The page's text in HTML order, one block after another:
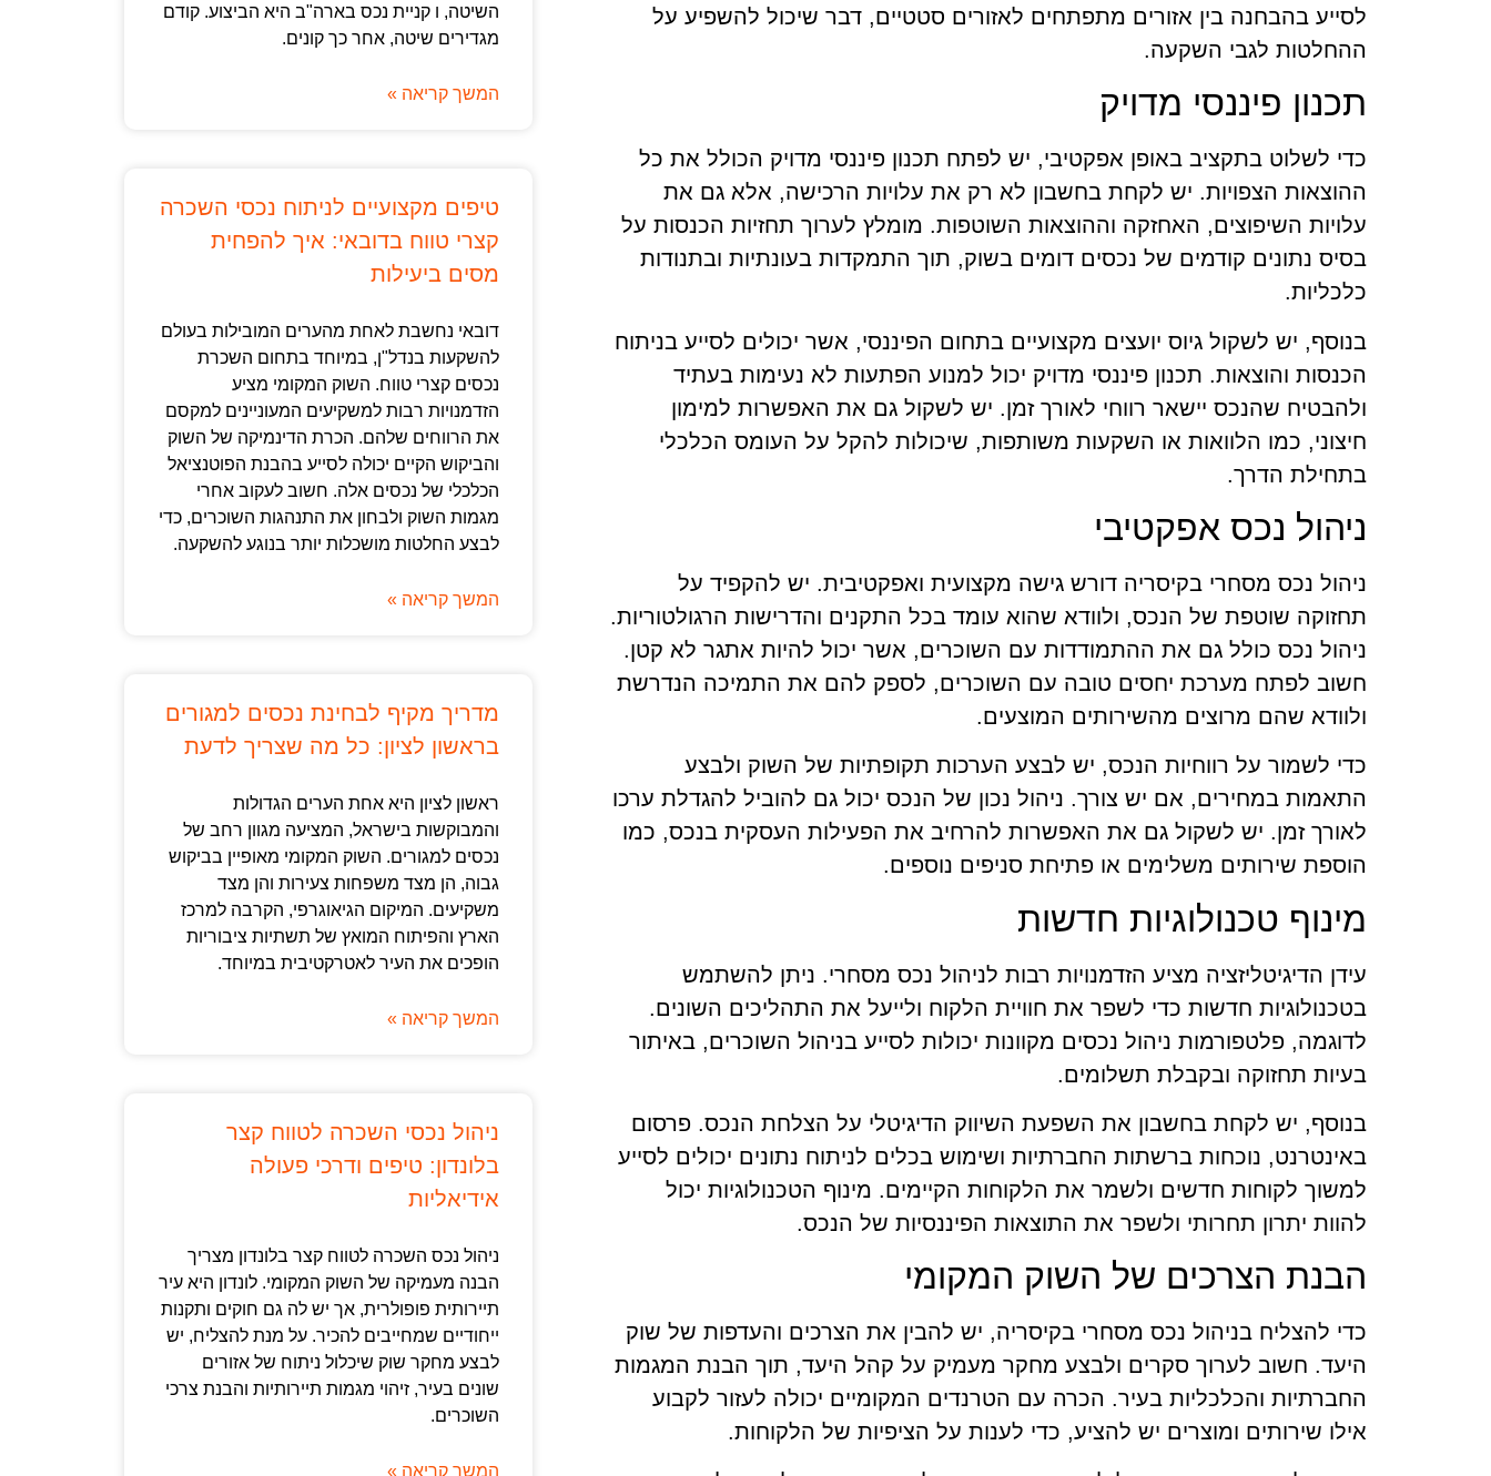
השיטה, ו קניית נכס בארה"ב היא הביצוע. קודם
מגדירים שיטה, אחר כך קונים.
המשך קריאה »
טיפים מקצועיים לניתוח נכסי השכרה
קצרי טווח בדובאי: איך להפחית
מסים ביעילות
דובאי נחשבת לאחת מהערים המובילות בעולם
להשקעות בנדל"ן, במיוחד בתחום השכרת
נכסים קצרי טווח. השוק המקומי מציע
הזדמנויות רבות למשקיעים המעוניינים למקסם
את הרווחים שלהם. הכרת הדינמיקה של השוק
והביקוש הקיים יכולה לסייע בהבנת הפוטנציאל
הכלכלי של נכסים אלה. חשוב לעקוב אחרי
מגמות השוק ולבחון את התנהגות השוכרים, כדי
לבצע החלטות מושכלות יותר בנוגע להשקעה.
המשך קריאה »
מדריך מקיף לבחינת נכסים למגורים
בראשון לציון: כל מה שצריך לדעת
ראשון לציון היא אחת הערים הגדולות
והמבוקשות בישראל, המציעה מגוון רחב של
נכסים למגורים. השוק המקומי מאופיין בביקוש
גבוה, הן מצד משפחות צעירות והן מצד
משקיעים. המיקום הגיאוגרפי, הקרבה למרכז
הארץ והפיתוח המואץ של תשתיות ציבוריות
הופכים את העיר לאטרקטיבית במיוחד.
המשך קריאה »
ניהול נכסי השכרה לטווח קצר
בלונדון: טיפים ודרכי פעולה
אידיאליות
ניהול נכס השכרה לטווח קצר בלונדון מצריך
הבנה מעמיקה של השוק המקומי. לונדון היא עיר
תיירותית פופולרית, אך יש לה גם חוקים ותקנות
ייחודיים שמחייבים להכיר. על מנת להצליח, יש
לבצע מחקר שוק שיכלול ניתוח של אזורים
שונים בעיר, זיהוי מגמות תיירותיות והבנת צרכי
השוכרים.
המשך קריאה »
לסייע בהבחנה בין אזורים מתפתחים לאזורים סטטיים, דבר שיכול להשפיע על
ההחלטות לגבי השקעה.
תכנון פיננסי מדויק
כדי לשלוט בתקציב באופן אפקטיבי, יש לפתח תכנון פיננסי מדויק הכולל את כל
ההוצאות הצפויות. יש לקחת בחשבון לא רק את עלויות הרכישה, אלא גם את
עלויות השיפוצים, האחזקה וההוצאות השוטפות. מומלץ לערוך תחזיות הכנסות על
בסיס נתונים קודמים של נכסים דומים בשוק, תוך התמקדות בעונתיות ובתנודות
כלכליות.
בנוסף, יש לשקול גיוס יועצים מקצועיים בתחום הפיננסי, אשר יכולים לסייע בניתוח
הכנסות והוצאות. תכנון פיננסי מדויק יכול למנוע הפתעות לא נעימות בעתיד
ולהבטיח שהנכס יישאר רווחי לאורך זמן. יש לשקול גם את האפשרות למימון
חיצוני, כמו הלוואות או השקעות משותפות, שיכולות להקל על העומס הכלכלי
בתחילת הדרך.
ניהול נכס אפקטיבי
ניהול נכס מסחרי בקיסריה דורש גישה מקצועית ואפקטיבית. יש להקפיד על
תחזוקה שוטפת של הנכס, ולוודא שהוא עומד בכל התקנים והדרישות הרגולטוריות.
ניהול נכס כולל גם את ההתמודדות עם השוכרים, אשר יכול להיות אתגר לא קטן.
חשוב לפתח מערכת יחסים טובה עם השוכרים, לספק להם את התמיכה הנדרשת
ולוודא שהם מרוצים מהשירותים המוצעים.
כדי לשמור על רווחיות הנכס, יש לבצע הערכות תקופתיות של השוק ולבצע
התאמות במחירים, אם יש צורך. ניהול נכון של הנכס יכול גם להוביל להגדלת ערכו
לאורך זמן. יש לשקול גם את האפשרות להרחיב את הפעילות העסקית בנכס, כמו
הוספת שירותים משלימים או פתיחת סניפים נוספים.
מינוף טכנולוגיות חדשות
עידן הדיגיטליזציה מציע הזדמנויות רבות לניהול נכס מסחרי. ניתן להשתמש
בטכנולוגיות חדשות כדי לשפר את חוויית הלקוח ולייעל את התהליכים השונים.
לדוגמה, פלטפורמות ניהול נכסים מקוונות יכולות לסייע בניהול השוכרים, באיתור
בעיות תחזוקה ובקבלת תשלומים.
בנוסף, יש לקחת בחשבון את השפעת השיווק הדיגיטלי על הצלחת הנכס. פרסום
באינטרנט, נוכחות ברשתות החברתיות ושימוש בכלים לניתוח נתונים יכולים לסייע
למשוך לקוחות חדשים ולשמר את הלקוחות הקיימים. מינוף הטכנולוגיות יכול
להוות יתרון תחרותי ולשפר את התוצאות הפיננסיות של הנכס.
הבנת הצרכים של השוק המקומי
כדי להצליח בניהול נכס מסחרי בקיסריה, יש להבין את הצרכים והעדפות של שוק
היעד. חשוב לערוך סקרים ולבצע מחקר מעמיק על קהל היעד, תוך הבנת המגמות
החברתיות והכלכליות בעיר. הכרה עם הטרנדים המקומיים יכולה לעזור לקבוע
אילו שירותים ומוצרים יש להציע, כדי לענות על הציפיות של הלקוחות.